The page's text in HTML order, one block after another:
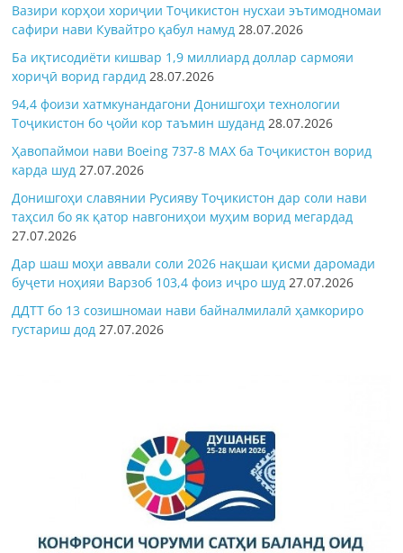
Вазири корҳои хориҷии Тоҷикистон нусхаи эътимодномаи
сафири нави Кувайтро қабул намуд 28.07.2026
Ба иқтисодиёти кишвар 1,9 миллиард доллар сармояи
хориҷӣ ворид гардид 28.07.2026
94,4 фоизи хатмкунандагони Донишгоҳи технологии
Тоҷикистон бо ҷойи кор таъмин шуданд 28.07.2026
Ҳавопаймои нави Boeing 737-8 MAX ба Тоҷикистон ворид
карда шуд 27.07.2026
Донишгоҳи славянии Русияву Тоҷикистон дар соли нави
таҳсил бо як қатор навгониҳои муҳим ворид мегардад
27.07.2026
Дар шаш моҳи аввали соли 2026 нақшаи қисми даромади
буҷети ноҳияи Варзоб 103,4 фоиз иҷро шуд 27.07.2026
ДДТТ бо 13 созишномаи нави байналмилалӣ ҳамкориро
густариш дод 27.07.2026